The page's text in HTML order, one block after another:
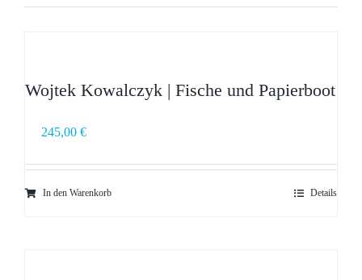
Wojtek Kowalczyk | Fische und Papierboot
245,00 €
In den Warenkorb Details